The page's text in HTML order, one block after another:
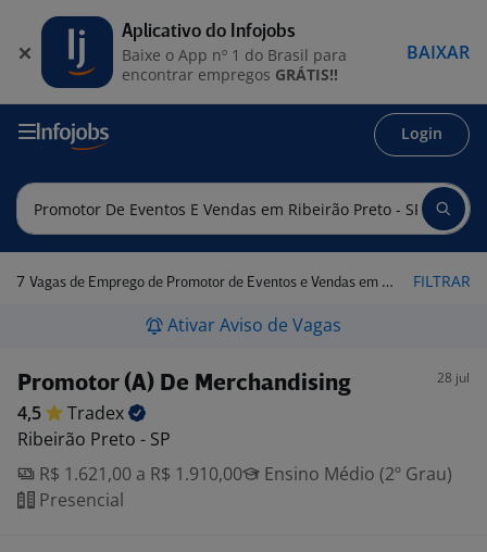
Login
7 Vagas de Emprego de Promotor de Eventos e Vendas em Ribeirão Preto - SP FILTRAR
Ativar Aviso de Vagas
Promotor (A) De Merchandising 28 jul
4,5
Tradex
Ribeirão Preto - SP
R$ 1.621,00 a R$ 1.910,00
Ensino Médio (2º Grau)
Presencial
Aplicativo do Infojobs
Baixe o App nº 1 do Brasil para
encontrar empregos GRÁTIS!!
BAIXAR